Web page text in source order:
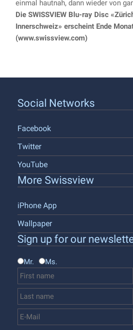
einmal hautnah, dann wieder von
Die SWISSVIEW Blu-ray Disc
Innerschweiz» erscheint Ende
(www.swissview.com)
Social Networks
Facebook
Twitter
YouTube
More Swissview
iPhone App
Wallpaper
Sign up for our
Mr. Ms.